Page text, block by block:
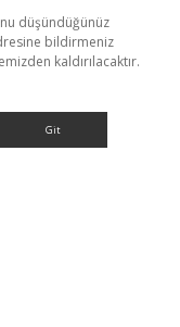
düşündüğünüz
bildirmeniz
kaldırılacaktır.